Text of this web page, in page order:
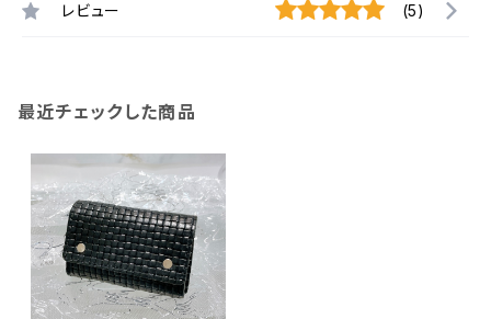
レビュー (5)
最近チェックした商品